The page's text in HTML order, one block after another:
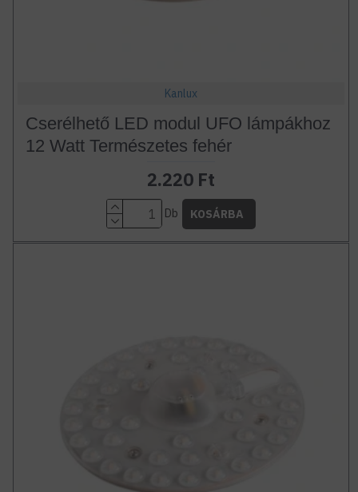
Kanlux
Cserélhető LED modul UFO lámpákhoz
12 Watt Természetes fehér
2.220 Ft
Db KOSÁRBA